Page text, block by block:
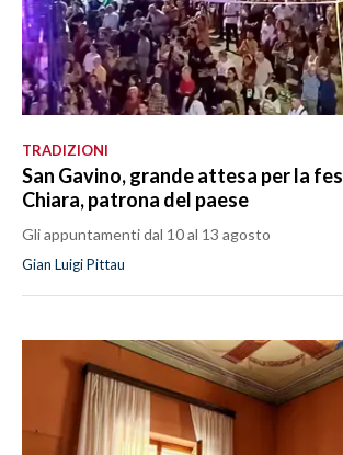
TRADIZIONI
San Gavino, grande attesa per la
Chiara, patrona del paese
Gli appuntamenti dal 10 al 13 agosto
Gian Luigi Pittau